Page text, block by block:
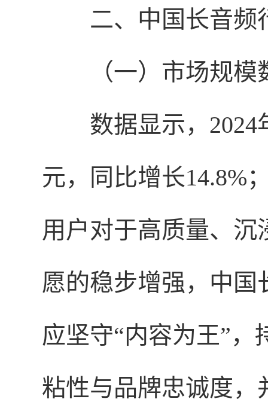
二、中国长音频
（一）市场规模
数据显示，
元，同比增长14.8%
用户对于高质量、
愿的稳步增强，中
应坚守“内容为王”
粘性与品牌忠诚度，